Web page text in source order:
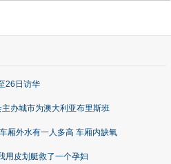
26日访华
办城市为澳大利亚布里斯班
厢外水有一人多高 车厢内缺氧
用皮划艇救了一个孕妇